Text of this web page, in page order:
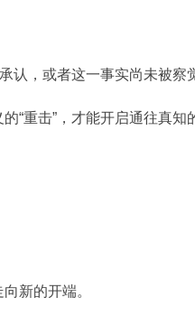
，或者这一事实尚未被察
重击”，才能开启通往真知
新的开端。